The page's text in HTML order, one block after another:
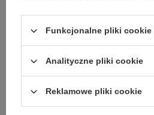
ZALOGUJ SIĘ I
Funkcjonalne pliki cookie
Analityczne pliki cookie
Reklamowe pliki cookie